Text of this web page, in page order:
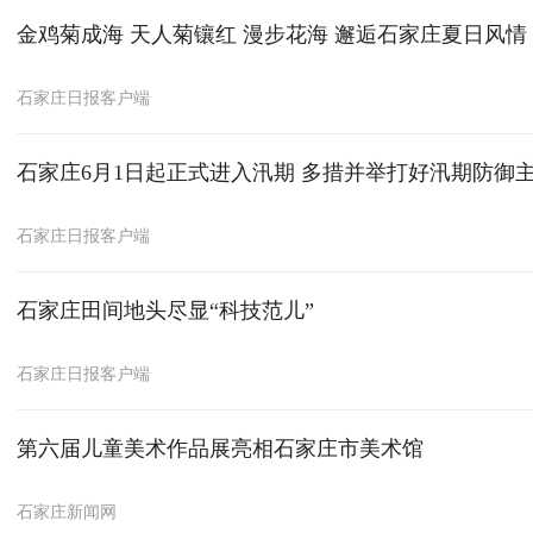
金鸡菊成海 天人菊镶红 漫步花海 邂逅石家庄夏日风情
石家庄日报客户端
石家庄6月1日起正式进入汛期 多措并举打好汛期防御
石家庄日报客户端
石家庄田间地头尽显“科技范儿”
石家庄日报客户端
第六届儿童美术作品展亮相石家庄市美术馆
石家庄新闻网